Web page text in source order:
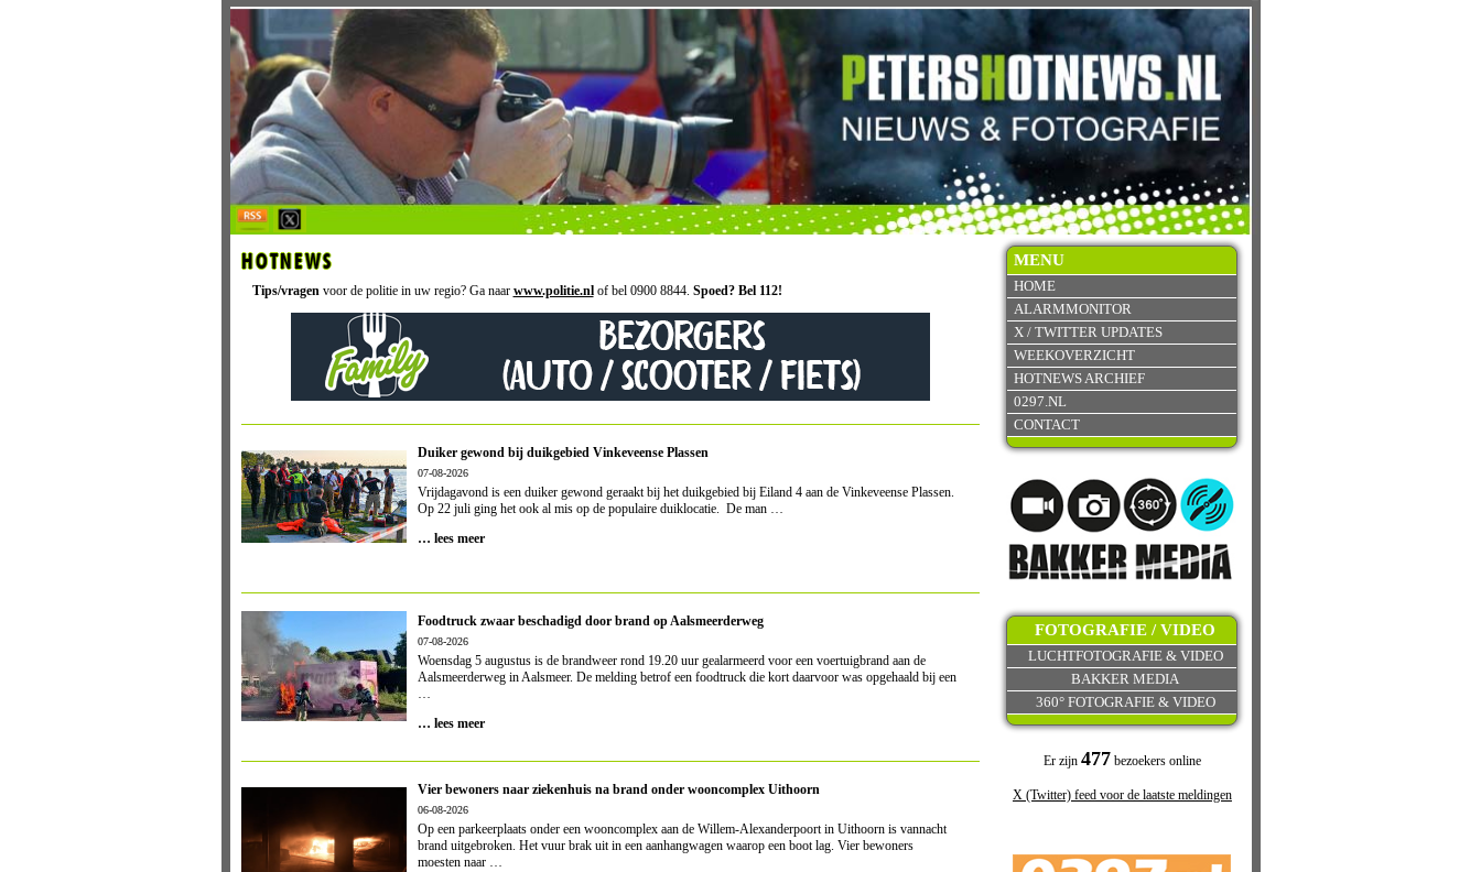
MENU
HOME
ALARMMONITOR
X / TWITTER UPDATES
WEEKOVERZICHT
HOTNEWS ARCHIEF
0297.NL
CONTACT
FOTOGRAFIE / VIDEO
LUCHTFOTOGRAFIE & VIDEO
BAKKER MEDIA
360° FOTOGRAFIE & VIDEO
Er zijn 477 bezoekers online
X (Twitter) feed voor de laatste meldingen
HOTNEWS
Tips/vragenvoor de politie in uw regio? Ga naar www.politie.nlof bel 0900 8844. Spoed? Bel 112!
Duiker gewond bij duikgebied Vinkeveense Plassen
07-08-2026
Vrijdagavond is een duiker gewond geraakt bij het duikgebied bij Eiland 4 aan de Vinkeveense Plassen.
Op 22 juliging het ook al mis op de populaire duiklocatie. De man …
… lees meer
Foodtruck zwaar beschadigd door brand op Aalsmeerderweg
07-08-2026
Woensdag 5 augustus is de brandweer rond 19.20 uur gealarmeerd voor een voertuigbrand aan de
Aalsmeerderweg in Aalsmeer. De melding betrof een foodtruck die kort daarvoor was opgehaald bij een
…
… lees meer
Vier bewoners naar ziekenhuis na brand onder wooncomplex Uithoorn
06-08-2026
Op een parkeerplaats onder een wooncomplex aan de Willem-Alexanderpoort in Uithoorn is vannacht
brand uitgebroken. Het vuur brak uit in een aanhangwagen waarop een boot lag. Vier bewoners
moesten naar …